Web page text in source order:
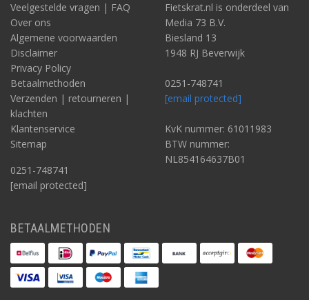
Veelgestelde vragen | FAQ
Over ons
Algemene voorwaarden
Disclaimer
Privacy Policy
Betaalmethoden
Verzenden | retourneren |
klachten
Klantenservice
Sitemap
0251-748741
[email protected]
Fietskrat.nl is onderdeel van
Media 73 B.V.
Biesland 13
1948 RJ Beverwijk
0251-748741
[email protected]
KvK nummer: 61011983
BTW nummer:
NL854164637B01
BETAALMETHODEN